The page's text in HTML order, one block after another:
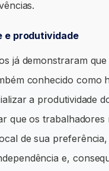
e produtividade
já demonstraram
conhecido como
a produtividade
que os trabalhadores
de sua
e,